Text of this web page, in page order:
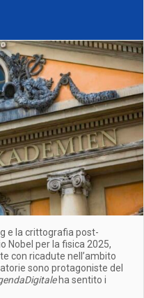
e la crittografia post-
Nobel per la fisica 2025,
con ricadute nell’ambito
sono protagoniste del
ha sentito i